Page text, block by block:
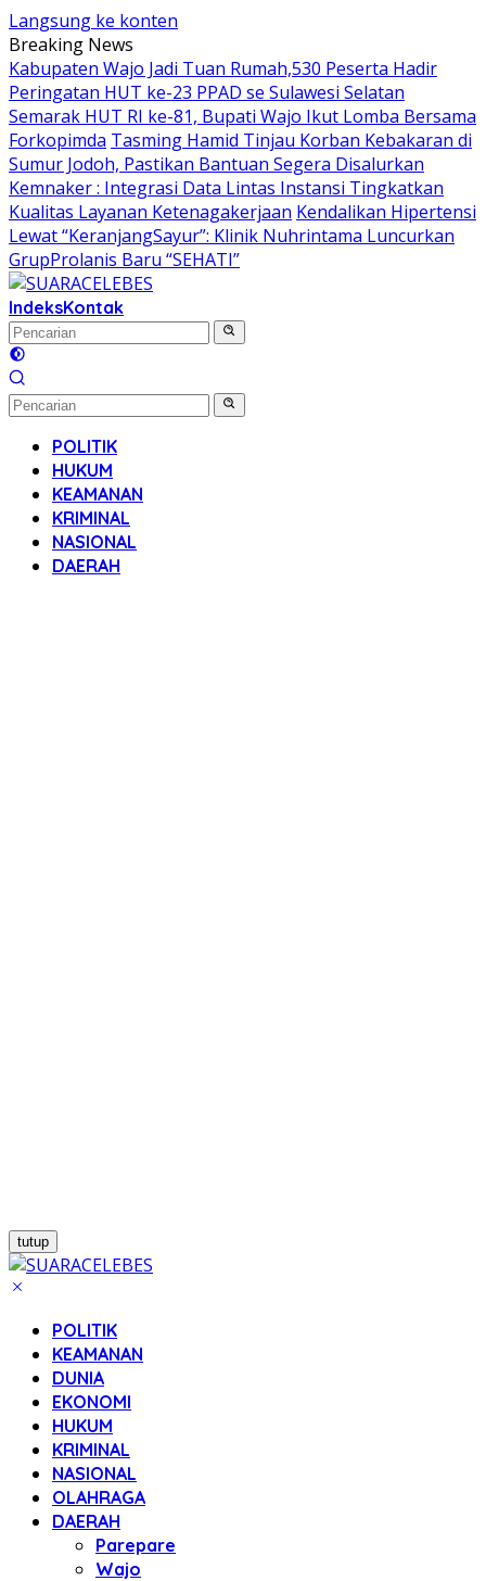
Langsung ke konten
Breaking News
Kabupaten Wajo Jadi Tuan Rumah,530 Peserta Hadir
Peringatan HUT ke-23 PPAD se Sulawesi Selatan
Semarak HUT RI ke-81, Bupati Wajo Ikut Lomba Bersama
Forkopimda Tasming Hamid Tinjau Korban Kebakaran di
Sumur Jodoh, Pastikan Bantuan Segera Disalurkan
Kemnaker : Integrasi Data Lintas Instansi Tingkatkan
Kualitas Layanan Ketenagakerjaan Kendalikan Hipertensi
Lewat “KeranjangSayur”: Klinik Nuhrintama Luncurkan
GrupProlanis Baru “SEHATI”
IndeksKontak
POLITIK
HUKUM
KEAMANAN
KRIMINAL
NASIONAL
DAERAH
tutup
POLITIK
KEAMANAN
DUNIA
EKONOMI
HUKUM
KRIMINAL
NASIONAL
OLAHRAGA
DAERAH
Parepare
Wajo